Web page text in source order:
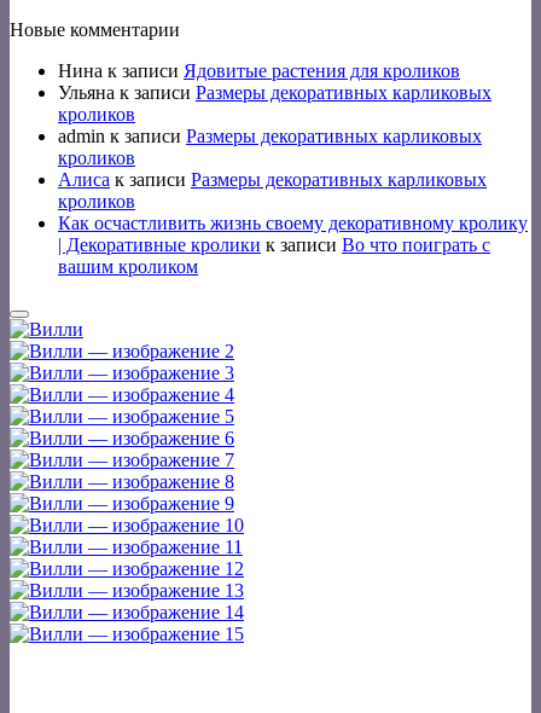
Новые комментарии
Нина к записи Ядовитые растения для кроликов
Ульяна к записи Размеры декоративных карликовых
кроликов
admin к записи Размеры декоративных карликовых
кроликов
Алиса к записи Размеры декоративных карликовых
кроликов
Как осчастливить жизнь своему декоративному кролику
| Декоративные кролики к записи Во что поиграть с
вашим кроликом